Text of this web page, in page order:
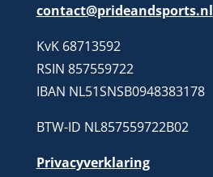
contact@prideandsports.nl
KvK 68713592
RSIN 857559722
IBAN NL51SNSB0948383178
BTW-ID NL857559722B02
Privacyverklaring